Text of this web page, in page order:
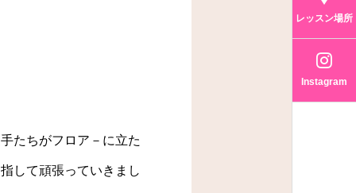
レッスン場所
Instagram
たちがフロア－に立た
して頑張っていきまし